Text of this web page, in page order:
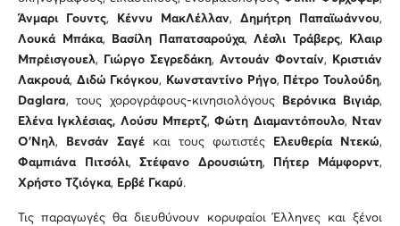
Άνμαρι Γουντς, Κέννυ ΜακΛέλλαν, Δημήτρη Παπαϊωάννου,
Λουκά Μπάκα, Βασίλη Παπατσαρούχα, Λέσλι Τράβερς,
Κλαιρ
Μπρέισγουελ, Γιώργο Σεγρεδάκη, Αντουάν Φονταίν,
Κριστιάν
Λακρουά, Διδώ Γκόγκου, Κωνσταντίνο Ρήγο, Πέτρο Τουλούδη,
Daglara, τους χορογράφους-κινησιολόγους Βερόνικα Βιγιάρ,
Ελένα Ιγκλέσιας, Λούσυ Μπερτζ,Φώτη Διαμαντόπουλο,
Νταν
Ο’Νηλ, Βενσάν Σαγέ και τους φωτιστές Ελευθερία Ντεκώ,
Φαμπιάνα Πιτσόλι,Στέφανο Δρουσιώτη, Πήτερ Μάμφορντ,
Χρήστο Τζιόγκα, Ερβέ Γκαρύ.
Τις παραγωγές θα διευθύνουν κορυφαίοι Έλληνες και ξένοι